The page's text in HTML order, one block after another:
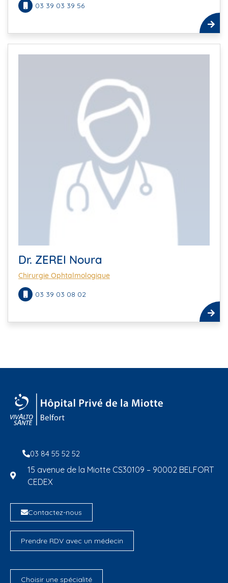
03 39 03 39 56
Dr. ZEREI Noura
Chirurgie Ophtalmologique
03 39 03 08 02
03 84 55 52 52
15 avenue de la Miotte CS30109 – 90002 BELFORT
CEDEX
Contactez-nous
Prendre RDV avec un médecin
Choisir une spécialité